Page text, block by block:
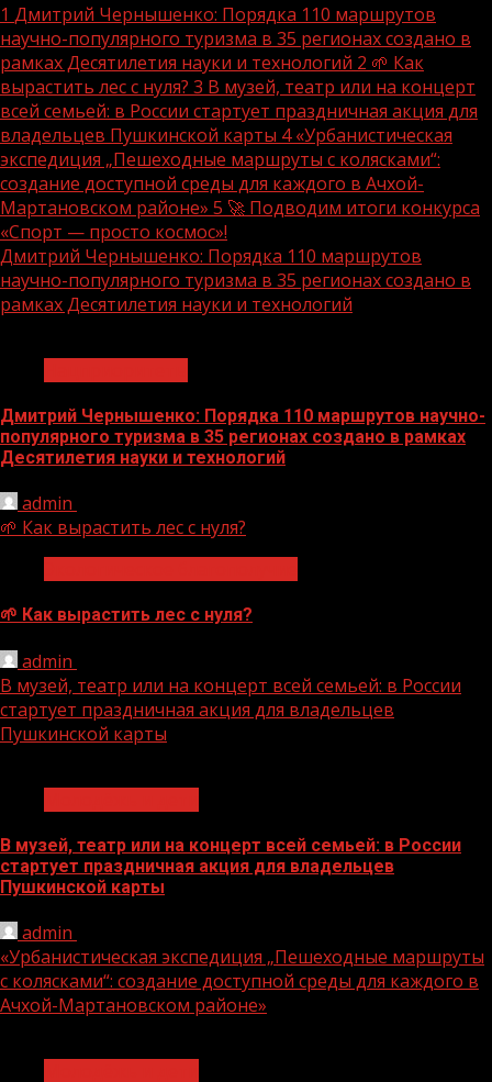
1 Дмитрий Чернышенко: Порядка 110 маршрутов
научно-популярного туризма в 35 регионах создано в
рамках Десятилетия науки и технологий 2 🌱 Как
вырастить лес с нуля? 3 В музей, театр или на концерт
всей семьей: в России стартует праздничная акция для
владельцев Пушкинской карты 4«Урбанистическая
экспедиция „Пешеходные маршруты с колясками“:
создание доступной среды для каждого в Ачхой-
Мартановском районе» 5 🚀 Подводим итоги конкурса
«Спорт — просто космос»!
Дмитрий Чернышенко: Порядка 110 маршрутов
научно-популярного туризма в 35 регионах создано в
рамках Десятилетия науки и технологий
Дмитрий Чернышенко: Порядка 110 маршрутов научно-
популярного туризма в 35 регионах создано в рамках
Десятилетия науки и технологий
admin
🌱 Как вырастить лес с нуля?
🌱 Как вырастить лес с нуля?
admin
В музей, театр или на концерт всей семьей: в России
стартует праздничная акция для владельцев
Пушкинской карты
В музей, театр или на концерт всей семьей: в России
стартует праздничная акция для владельцев
Пушкинской карты
admin
«Урбанистическая экспедиция „Пешеходные маршруты
с колясками“: создание доступной среды для каждого в
Ачхой-Мартановском районе»